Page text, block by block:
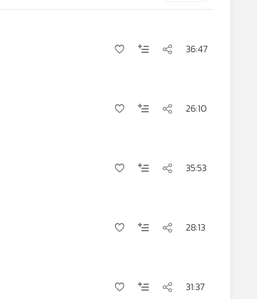
36:47
26:10
35:53
28:13
31:37